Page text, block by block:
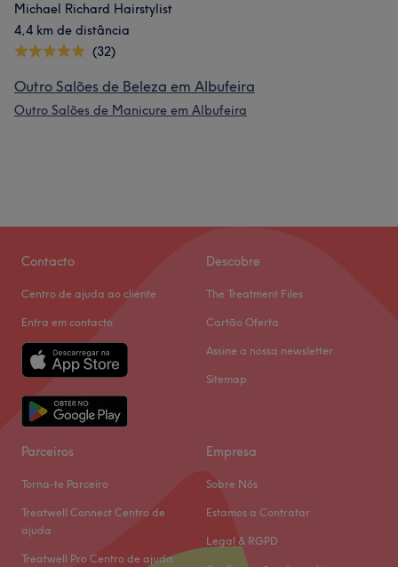
Michael Richard Hairstylist
4,4 km de distância
(32)
Outro Salões de Beleza em Albufeira
Outro Salões de Manicure em Albufeira
Contacto
Centro de ajuda ao cliente
Entra em contacto
Descobre
The Treatment Files
Cartão Oferta
Assine a nossa newsletter
Sitemap
Parceiros
Torna-te Parceiro
Treatwell Connect Centro de
ajuda
Treatwell Pro Centro de ajuda
Empresa
Sobre Nós
Estamos a Contratar
Legal & RGPD